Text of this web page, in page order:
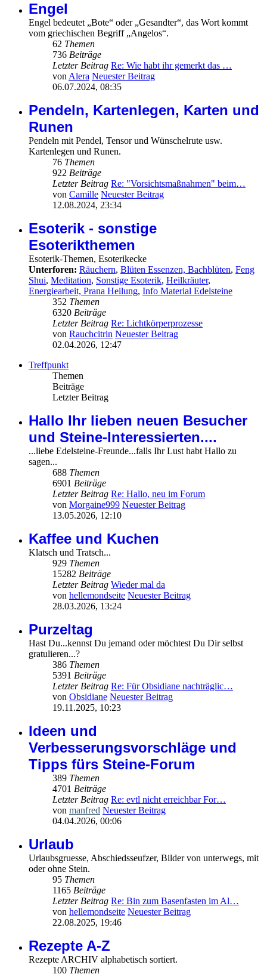
Engel
Engel bedeutet „Bote“ oder „Gesandter“, das Wort kommt
vom griechischen Begriff „Angelos“.
62 Themen
736 Beiträge
Letzter Beitrag Re: Wie habt ihr gemerkt das …
vonAlera Neuester Beitrag
06.07.2024, 08:35
Pendeln, Kartenlegen, Karten und
Runen
Pendeln mit Pendel, Tensor und Wünschelrute usw.
Kartenlegen und Runen.
76 Themen
922 Beiträge
Letzter Beitrag Re: "Vorsichtsmaßnahmen" beim…
von Camille Neuester Beitrag
12.08.2024, 23:34
Esoterik - sonstige
Esoterikthemen
Esoterik-Themen, Esoterikecke
Unterforen: Räuchern, Blüten Essenzen, Bachblüten, Feng
Shui, Meditation, Sonstige Esoterik, Heilkräuter,
Energiearbeit, Prana Heilung, Info Material Edelsteine
352 Themen
6320 Beiträge
Letzter Beitrag Re: Lichtkörperprozesse
von Rauchcitrin Neuester Beitrag
02.04.2026, 12:47
Treffpunkt
Themen
Beiträge
Letzter Beitrag
Hallo Ihr lieben neuen Besucher
und Steine-Interessierten....
...liebe Edelsteine-Freunde...falls Ihr Lust habt Hallo zu
sagen...
688 Themen
6901 Beiträge
Letzter Beitrag Re: Hallo, neu im Forum
von Morgaine999 Neuester Beitrag
13.05.2026, 12:10
Kaffee und Kuchen
Klatsch und Tratsch...
929 Themen
15282 Beiträge
Letzter Beitrag Wieder mal da
von hellemondseite Neuester Beitrag
28.03.2026, 13:24
Purzeltag
Hast Du...kennst Du jemand oder möchtest Du Dir selbst
gratulieren...?
386 Themen
5391 Beiträge
Letzter Beitrag Re: Für Obsidiane nachträglic…
von Obsidiane Neuester Beitrag
19.11.2025, 10:23
Ideen und
Verbesserungsvorschläge und
Tipps fürs Steine-Forum
389 Themen
4701 Beiträge
Letzter Beitrag Re: evtl nicht erreichbar For…
von manfred Neuester Beitrag
04.04.2026, 00:06
Urlaub
Urlaubsgruesse, Abschiedsseufzer, Bilder von unterwegs, mit
oder ohne Stein.
95 Themen
1165 Beiträge
Letzter Beitrag Re: Bin zum Basenfasten im Al…
von hellemondseite Neuester Beitrag
22.08.2025, 19:46
Rezepte A-Z
Rezepte ARCHIV alphabetisch sortiert.
100 Themen